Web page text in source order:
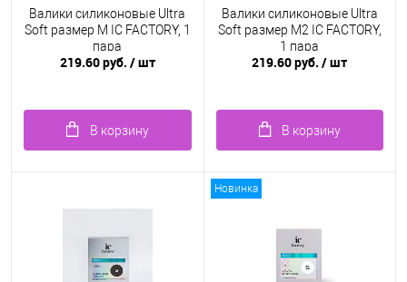
Валики силиконовые Ultra
Soft размер M IC FACTORY, 1
пара
219.60 руб. / шт
В корзину
Валики силиконовые Ultra
Soft размер M2 IC FACTORY,
1 пара
219.60 руб./ шт
В корзину
Новинка